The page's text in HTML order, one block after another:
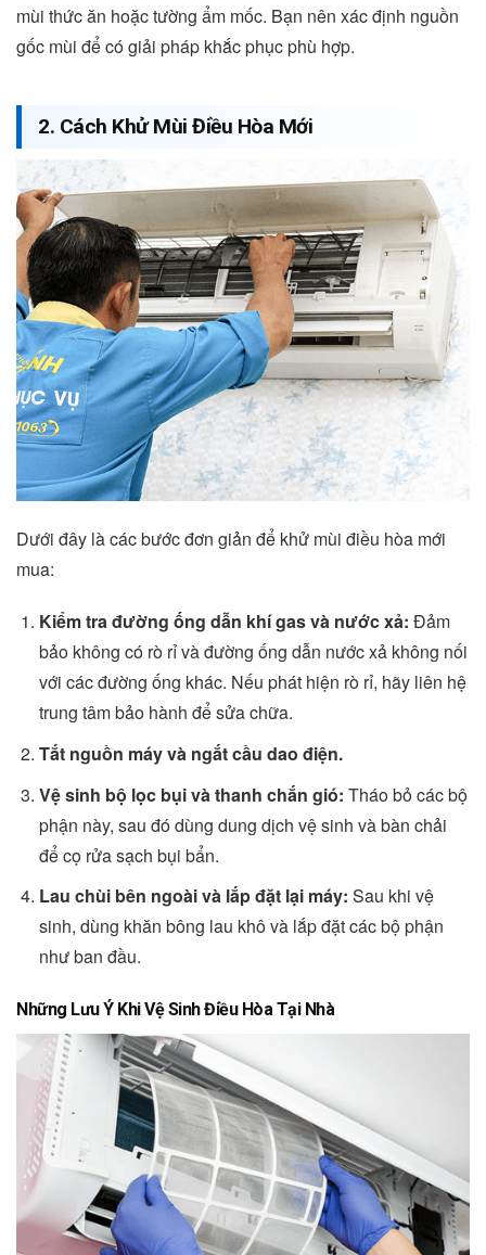
mùi thức ăn hoặc tường ẩm mốc. Bạn nên xác định nguồn
gốc mùi để có giải pháp khắc phục phù hợp.
2. Cách Khử Mùi Điều Hòa Mới
Dưới đây là các bước đơn giản để khử mùi điều hòa mới
mua:
Kiểm tra đường ống dẫn khí gas và nước xả: Đảm
bảo không có rò rỉ và đường ống dẫn nước xả không nối
với các đường ống khác. Nếu phát hiện rò rỉ, hãy liên hệ
trung tâm bảo hành để sửa chữa.
Tắt nguồn máy và ngắt cầu dao điện.
Vệ sinh bộ lọc bụi và thanh chắn gió: Tháo bỏ các bộ
phận này, sau đó dùng dung dịch vệ sinh và bàn chải
để cọ rửa sạch bụi bẩn.
Lau chùi bên ngoài và lắp đặt lại máy: Sau khi vệ
sinh, dùng khăn bông lau khô và lắp đặt các bộ phận
như ban đầu.
Những Lưu Ý Khi Vệ Sinh Điều Hòa Tại Nhà